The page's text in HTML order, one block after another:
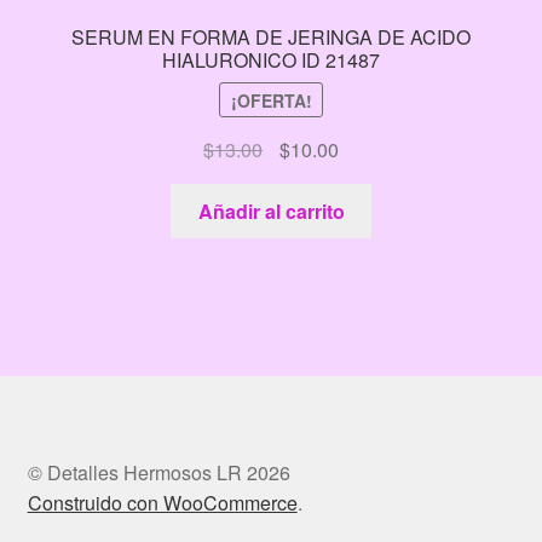
SERUM EN FORMA DE JERINGA DE ACIDO
HIALURONICO ID 21487
¡OFERTA!
$13.00
El
precio
original
era:
$10.00El
precio
actual
es:
Añadir al carrito
© Detalles Hermosos LR 2026
Construido con WooCommerce.